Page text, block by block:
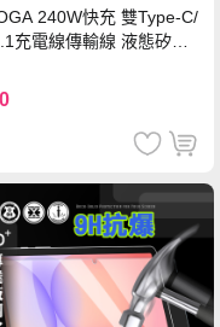
240W快充 雙Type-C/
充電線傳輸線 液態矽膠
/筆電